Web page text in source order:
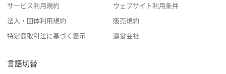
サービス利用規約 ウェブサイト利用条件
法人・団体利用規約 販売規約
特定商取引法に基づく表示 運営会社
言語切替